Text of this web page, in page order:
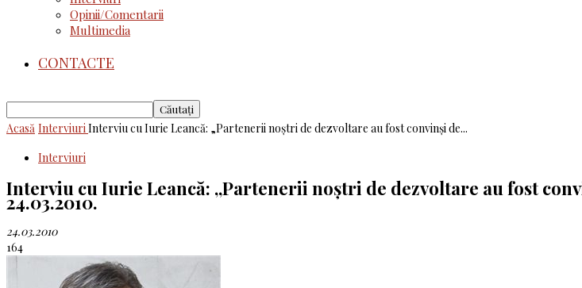
Opinii/Comentarii
Multimedia
CONTACTE
Acasă InterviuriInterviu cu Iurie Leancă: „Partenerii noștri de dezvoltare au fost convinși de...
Interviuri
Interviu cu Iurie Leancă: „Partenerii noștri de dezvoltare au fost
24.03.2010.
24.03.2010
164